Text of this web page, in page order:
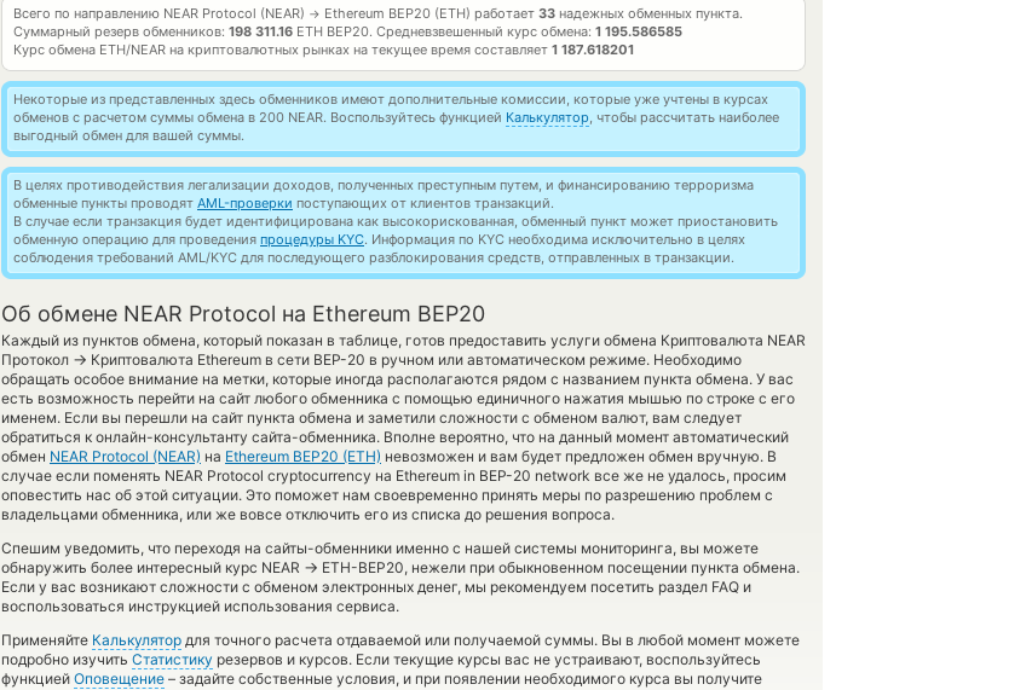
Всего по направлению NEAR Protocol (NEAR) → Ethereum BEP20 (ETH) работает 33 надежных обменных пункта.
Суммарный резерв обменников: 198 311.16 ETH BEP20. Средневзвешенный курс обмена: 1 195.586585
Курс обмена ETH/NEAR на криптовалютных рынках на текущее время составляет 1 187.618201
Некоторые из представленных здесь обменников имеют дополнительные комиссии, которые уже учтены в курсах
обменов с расчетом суммы обмена в 200 NEAR. Воспользуйтесь функцией Калькулятор, чтобы рассчитать наиболее
выгодный обмен для вашей суммы.
В целях противодействия легализации доходов, полученных преступным путем, и финансированию терроризма
обменные пункты проводят AML-проверки поступающих от клиентов транзакций.
В случае если транзакция будет идентифицирована как высокорискованная, обменный пункт может приостановить
обменную операцию для проведения процедуры KYC. Информация по KYC необходима исключительно в целях
соблюдения требований AML/KYC для последующего разблокирования средств, отправленных в транзакции.
Об обмене NEAR Protocol на Ethereum BEP20
Каждый из пунктов обмена, который показан в таблице, готов предоставить услуги обмена Криптовалюта NEAR
Протокол → Криптовалюта Ethereum в сети BEP-20 в ручном или автоматическом режиме. Необходимо
обращать особое внимание на метки, которые иногда располагаются рядом с названием пункта обмена. У вас
есть возможность перейти на сайт любого обменника с помощью единичного нажатия мышью по строке с его
именем. Если вы перешли на сайт пункта обмена и заметили сложности с обменом валют, вам следует
обратиться к онлайн-консультанту сайта-обменника. Вполне вероятно, что на данный момент автоматический
обмен NEAR Protocol (NEAR) на Ethereum BEP20 (ETH) невозможен и вам будет предложен обмен вручную. В
случае если поменять NEAR Protocol cryptocurrency на Ethereum in BEP-20 network все же не удалось, просим
оповестить нас об этой ситуации. Это поможет нам своевременно принять меры по разрешению проблем с
владельцами обменника, или же вовсе отключить его из списка до решения вопроса.
Спешим уведомить, что переходя на сайты-обменники именно с нашей системы мониторинга, вы можете
обнаружить более интересный курс NEAR → ETH-BEP20, нежели при обыкновенном посещении пункта обмена.
Если у вас возникают сложности с обменом электронных денег, мы рекомендуем посетить раздел FAQ и
воспользоваться инструкцией использования сервиса.
Применяйте Калькулятор для точного расчета отдаваемой или получаемой суммы. Вы в любой момент можете
подробно изучить Статистику резервов и курсов. Если текущие курсы вас не устраивают, воспользуйтесь
функцией Оповещение – задайте собственные условия, и при появлении необходимого курса вы получите